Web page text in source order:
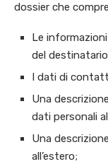
dossier che
Le
del
I dati di
Una
dati personali
Una
all’estero;